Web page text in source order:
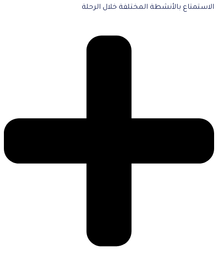
الاستمتاع بالأنشطة المختلفة خلال الرحلة